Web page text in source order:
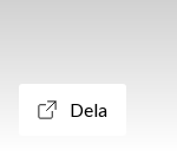
Dela